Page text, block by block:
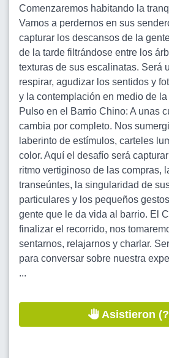
Comenzaremos habitando la
Vamos a perdernos en sus
capturar los descansos de la
de la tarde filtrándose entre los
texturas de sus escalinatas. Será
respirar, agudizar los sentidos y
y la contemplación en medio de
Pulso en el Barrio Chino: A unas
cambia por completo. Nos
laberinto de estímulos, carteles
color. Aquí el desafío será
ritmo vertiginoso de las compras,
transeúntes, la singularidad de
particulares y los pequeños
gente que le da vida al barrio. El
finalizar el recorrido, nos
sentarnos, relajarnos y charlar.
para conversar sobre nuestra
...
Asistieron